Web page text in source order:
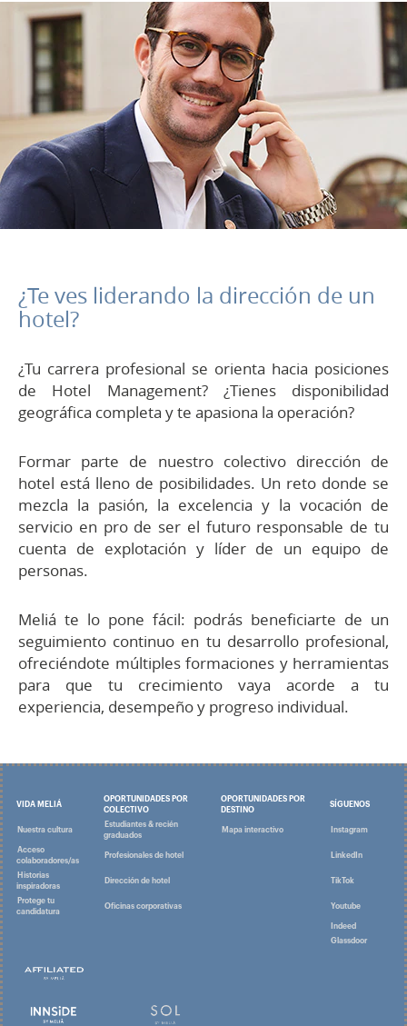
¿Te ves liderando la dirección de un
hotel?
¿Tu carrera profesional se orienta hacia posiciones
de Hotel Management? ¿Tienes disponibilidad
geográfica completa y te apasiona la operación?
Formar parte de nuestro colectivo dirección de
hotel está lleno de posibilidades. Un reto donde se
mezcla la pasión, la excelencia y la vocación de
servicio en pro de ser el futuro responsable de tu
cuenta de explotación y líder de un equipo de
personas.
Meliá te lo pone fácil: podrás beneficiarte de un
seguimiento continuo en tu desarrollo profesional,
ofreciéndote múltiples formaciones y herramientas
para que tu crecimiento vaya acorde a tu
experiencia, desempeño y progreso individual.
VIDA MELIÁ
OPORTUNIDADES POR
COLECTIVO
OPORTUNIDADES POR
DESTINO
SÍGUENOS
Nuestra cultura
Estudiantes & recién
graduados
Mapa interactivo Instagram
Acceso
colaboradores/as
Profesionales de hotel LinkedIn
Historias
inspiradoras
Dirección de hotel TikTok
Protege tu
candidatura
Oficinas corporativas Youtube
Indeed
Glassdoor